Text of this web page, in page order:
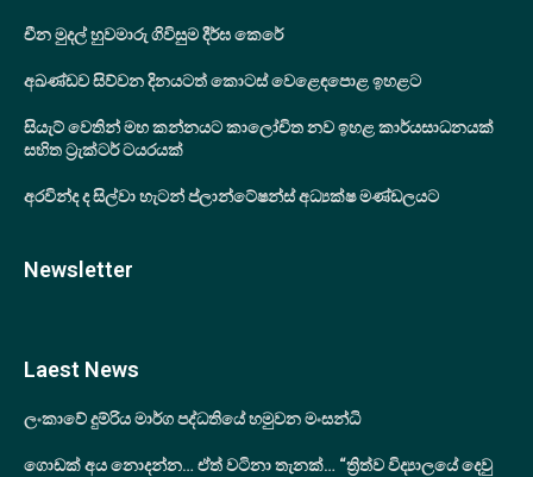
චීන මුදල් හුවමාරු ගිවිසුම දීර්ඝ කෙරේ
අඛණ්ඩව සිව්වන දිනයටත් කොටස් වෙළෙඳපොළ ඉහළට
සියැට් වෙතින් මහ කන්නයට කාලෝචිත නව ඉහළ කාර්යසාධනයක්
සහිත ට්‍රැක්ටර් ටයරයක්
අරවින්ද ද සිල්වා හැටන් ප්ලාන්ටේෂන්ස් අධ්‍යක්ෂ මණ්ඩලයට
Newsletter
Laest News
ලංකාවේ දුම්රිය මාර්ග පද්ධතියේ හමුවන මංසන්ධි
ගොඩක් අය නොදන්න… ඒත් වටිනා තැනක්… “ත්‍රිත්ව විද්‍යාලයේ දෙවු